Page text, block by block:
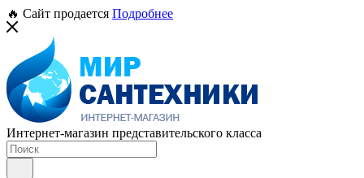
🔥 Сайт продается Подробнее
Интернет-магазин представительского класса